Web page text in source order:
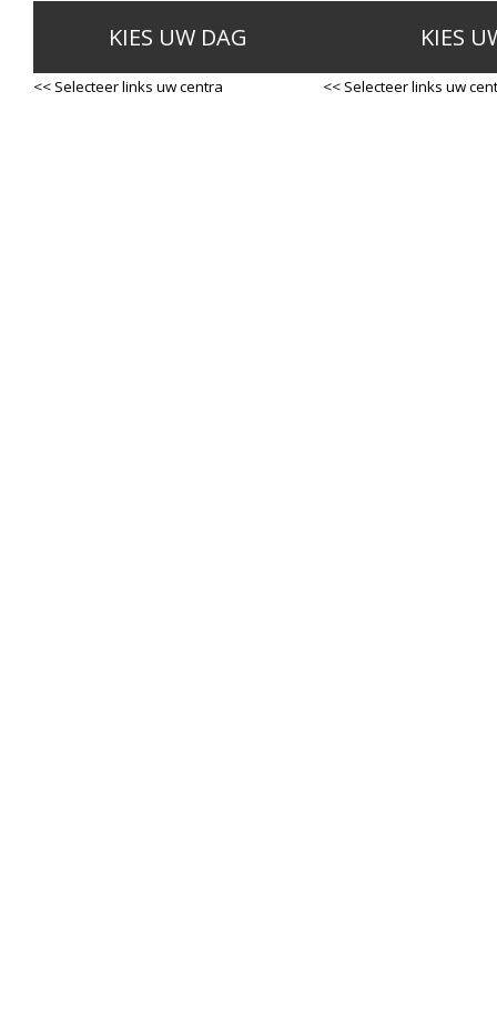
KIES UW DAG
<< Selecteer links uw centra
KIES
<< Selecteer links uw